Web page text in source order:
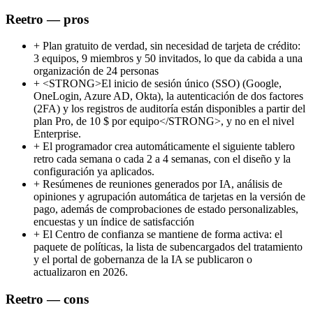
Reetro — pros
+ Plan gratuito de verdad, sin necesidad de tarjeta de crédito:
3 equipos, 9 miembros y 50 invitados, lo que da cabida a una
organización de 24 personas
+ <STRONG>El inicio de sesión único (SSO) (Google,
OneLogin, Azure AD, Okta), la autenticación de dos factores
(2FA) y los registros de auditoría están disponibles a partir del
plan Pro, de 10 $ por equipo</STRONG>, y no en el nivel
Enterprise.
+ El programador crea automáticamente el siguiente tablero
retro cada semana o cada 2 a 4 semanas, con el diseño y la
configuración ya aplicados.
+ Resúmenes de reuniones generados por IA, análisis de
opiniones y agrupación automática de tarjetas en la versión de
pago, además de comprobaciones de estado personalizables,
encuestas y un índice de satisfacción
+ El Centro de confianza se mantiene de forma activa: el
paquete de políticas, la lista de subencargados del tratamiento
y el portal de gobernanza de la IA se publicaron o
actualizaron en 2026.
Reetro — cons